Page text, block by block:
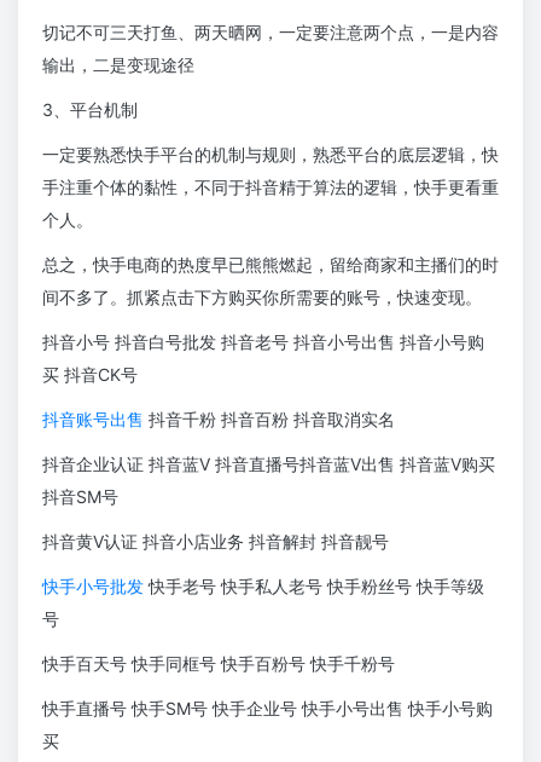
切记不可三天打鱼、两天晒网，一定要注意两个点，一是内容
输出，二是变现途径
3、平台机制
一定要熟悉快手平台的机制与规则，熟悉平台的底层逻辑，快
手注重个体的黏性，不同于抖音精于算法的逻辑，快手更看重
个人。
总之，快手电商的热度早已熊熊燃起，留给商家和主播们的时
间不多了。抓紧点击下方购买你所需要的账号，快速变现。
抖音小号 抖音白号批发 抖音老号 抖音小号出售 抖音小号购
买 抖音CK号
抖音账号出售 抖音千粉 抖音百粉 抖音取消实名
抖音企业认证 抖音蓝V 抖音直播号抖音蓝V出售 抖音蓝V购买
抖音SM号
抖音黄V认证 抖音小店业务 抖音解封 抖音靓号
快手小号批发快手老号 快手私人老号 快手粉丝号 快手等级
号
快手百天号 快手同框号 快手百粉号 快手千粉号
快手直播号 快手SM号 快手企业号 快手小号出售 快手小号购
买